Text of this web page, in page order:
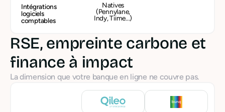
Intégrations
logiciels
comptables
Natives
(Pennylane,
Indy, Tiime...)
RSE, empreinte carbone et
finance à impact
La dimension que votre banque en ligne ne couvre pas.